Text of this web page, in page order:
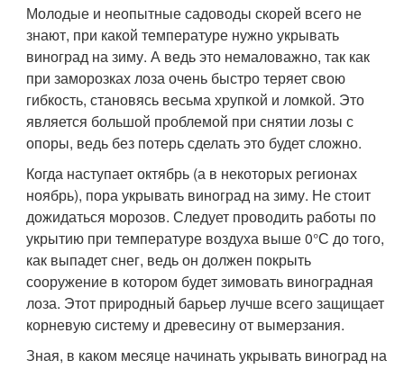
Молодые и неопытные садоводы скорей всего не
знают, при какой температуре нужно укрывать
виноград на зиму. А ведь это немаловажно, так как
при заморозках лоза очень быстро теряет свою
гибкость, становясь весьма хрупкой и ломкой. Это
является большой проблемой при снятии лозы с
опоры, ведь без потерь сделать это будет сложно.
Когда наступает октябрь (а в некоторых регионах
ноябрь), пора укрывать виноград на зиму. Не стоит
дожидаться морозов. Следует проводить работы по
укрытию при температуре воздуха выше 0°С до того,
как выпадет снег, ведь он должен покрыть
сооружение в котором будет зимовать виноградная
лоза. Этот природный барьер лучше всего защищает
корневую систему и древесину от вымерзания.
Зная, в каком месяце начинать укрывать виноград на